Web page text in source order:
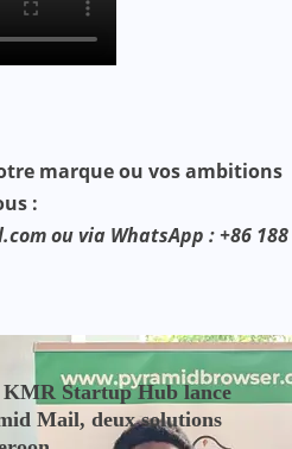
marque ou vos ambitions
:
ou via WhatsApp : +86 188
Startup Hub lance
Mail, deux solutions